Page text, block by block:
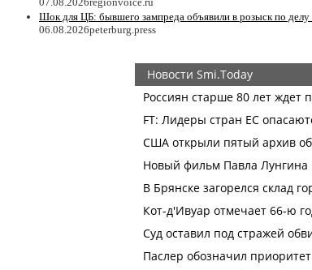
Шок для ЦБ: бывшего зампреда объявили в розыск по
06.08.2026peterburg.press